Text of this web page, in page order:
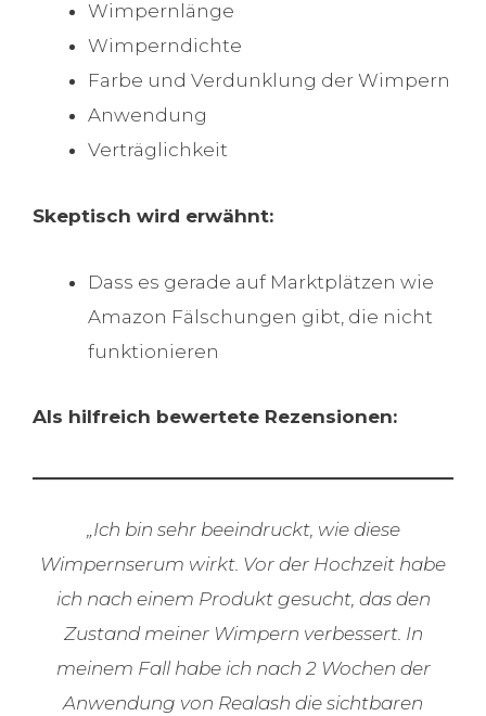
Wimpernlänge
Wimperndichte
Farbe und Verdunklung der Wimpern
Anwendung
Verträglichkeit
Skeptisch wird erwähnt:
Dass es gerade auf Marktplätzen wie
Amazon Fälschungen gibt, die nicht
funktionieren
Als hilfreich bewertete Rezensionen:
„Ich bin sehr beeindruckt, wie diese
Wimpernserum wirkt. Vor der Hochzeit habe
ich nach einem Produkt gesucht, das den
Zustand meiner Wimpern verbessert. In
meinem Fall habe ich nach 2 Wochen der
Anwendung von Realash die sichtbaren